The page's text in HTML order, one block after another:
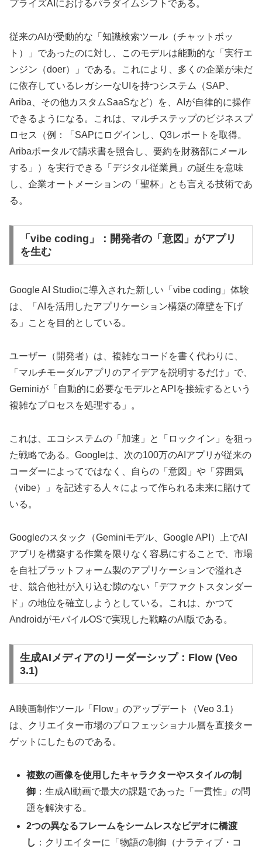
プライズAIにおけるパラダイムシフトである。
従来のAIが受動的な「知識検索ツール（チャットボッ
ト）」であったのに対し、このモデルは能動的な「実行エ
ンジン（doer）」である。これにより、多くの企業が未だ
に依存しているレガシーなUIを持つシステム（SAP、
Ariba、その他カスタムSaaSなど）を、AIが自律的に操作
できるようになる。これは、マルチステップのビジネスプ
ロセス（例：「SAPにログインし、Q3レポートを取得。
Aribaポータルで請求書を照合し、要約を財務部にメール
する」）を実行できる「デジタル従業員」の誕生を意味
し、企業オートメーションの「聖杯」とも言える技術であ
る。
「vibe coding」：開発者の「意図」がアプリ
を生む
Google AI Studioに導入された新しい「vibe coding」体験
は、「AIを活用したアプリケーション構築の障壁を下げ
る」ことを目的としている。
ユーザー（開発者）は、複雑なコードを書く代わりに、
「マルチモーダルアプリのアイデアを説明するだけ」で、
Geminiが「自動的に必要なモデルとAPIを接続するという
複雑なプロセスを処理する」。
これは、エコシステムの「加速」と「ロックイン」を狙っ
た戦略である。Googleは、次の100万のAIアプリが従来の
コーダーによってではなく、自らの「意図」や「雰囲気
（vibe）」を記述する人々によって作られる未来に賭けて
いる。
Googleのスタック（Geminiモデル、Google API）上でAI
アプリを構築する作業を限りなく容易にすることで、市場
を自社プラットフォーム製のアプリケーションで溢れさ
せ、競合他社が入り込む隙のない「デファクトスタンダー
ド」の地位を確立しようとしている。これは、かつて
AndroidがモバイルOSで実現した戦略のAI版である。
生成AIメディアのリーダーシップ：Flow (Veo
3.1)
AI映画制作ツール「Flow」のアップデート（Veo 3.1）
は、クリエイター市場のプロフェッショナル層を直接ター
ゲットにしたものである。
複数の画像を使用したキャラクターやスタイルの制
御 ：生成AI動画で最大の課題であった「一貫性」の問
題を解決する。
2つの異なるフレームをシームレスなビデオに橋渡
し ：クリエイターに「物語の制御（ナラティブ・コ